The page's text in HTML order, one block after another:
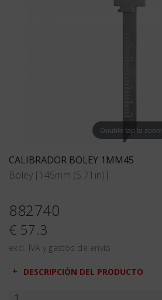
Double tap to zoom
CALIBRADOR BOLEY 1MM45
Boley [145mm (5.71in)]
882740
€ 57.3
excl. IVA y gastos de envío
DESCRIPCIÓN DEL PRODUCTO